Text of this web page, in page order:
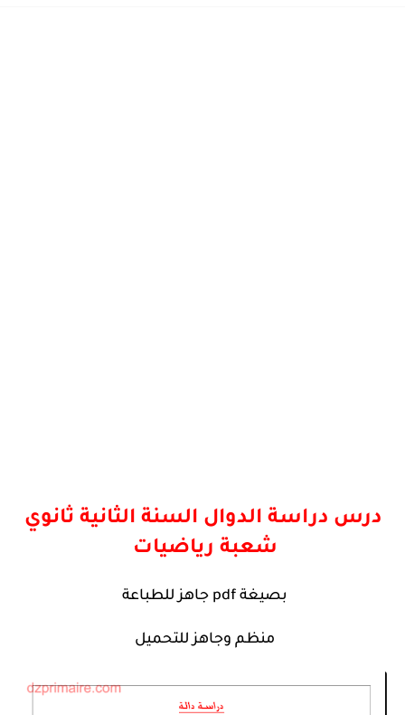
درس دراسة الدوال السنة الثانية ثانوي
شعبة رياضيات
بصيغة pdf جاهز للطباعة
منظم وجاهز للتحميل